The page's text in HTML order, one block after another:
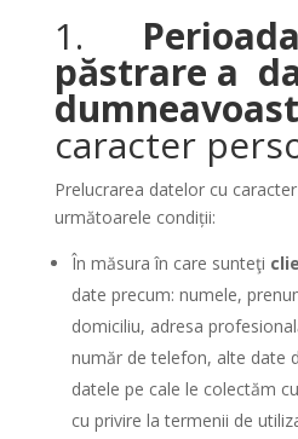
1.
păstrare a
caracter
Prelucrarea datelor cu
următoarele condiții:
În măsura în care sunteţi
date precum: numele,
domiciliu, adresa
număr de telefon, alte date
datele pe cale le colectăm
cu privire la termenii de